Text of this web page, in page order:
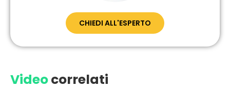
CHIEDI ALL'ESPERTO
Videocorrelati